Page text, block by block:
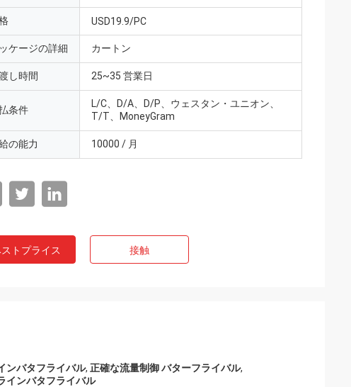
USD19.9/PC
ケージの詳細 カートン
し時間 25~35 営業日
条件
L/C、D/A、D/P、ウェスタン・ユニオン、
T/T、MoneyGram
の能力 10000 / 月
トプライス 接触
ンバタフライバル, 正確な流量制御 バターフライバル,
インバタフライバル